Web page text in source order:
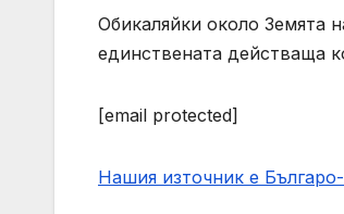
Обикаляйки около Земята
единствената действаща
[email protected]
Нашия източник е